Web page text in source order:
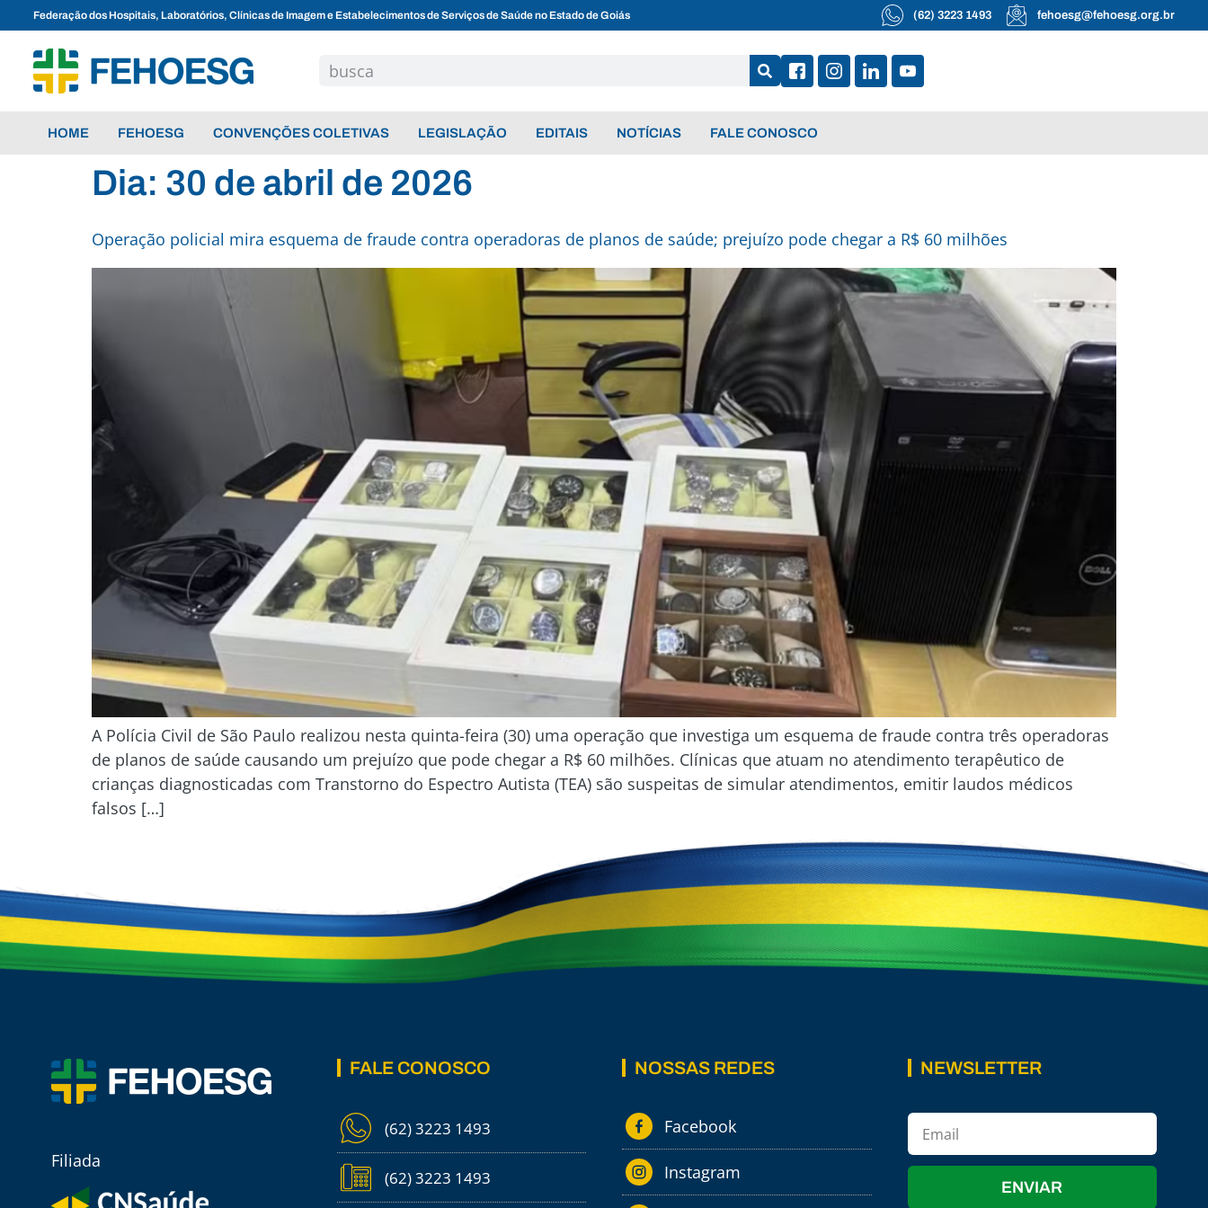
Federação dos Hospitais, Laboratórios, Clínicas de Imagem e Estabelecimentos de Serviços de Saúde no Estado de Goiás (62) 3223 1493 fehoesg@fehoesg.org.br
HOME FEHOESG CONVENÇÕES COLETIVAS LEGISLAÇÃO EDITAIS NOTÍCIAS FALE CONOSCO
Dia: 30 de abril de 2026
Operação policial mira esquema de fraude contra operadoras de planos de saúde; prejuízo pode chegar a R$ 60 milhões
A Polícia Civil de São Paulo realizou nesta quinta-feira (30) uma operação que investiga um esquema de fraude contra três operadoras
de planos de saúde causando um prejuízo que pode chegar a R$ 60 milhões. Clínicas que atuam no atendimento terapêutico de
crianças diagnosticadas com Transtorno do Espectro Autista (TEA) são suspeitas de simular atendimentos, emitir laudos médicos
falsos […]
Filiada
FALE CONOSCO
(62) 3223 1493
(62) 3223 1493
NOSSAS REDES
Facebook
Instagram
NEWSLETTER
ENVIAR